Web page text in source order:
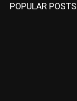
POPULAR POSTS